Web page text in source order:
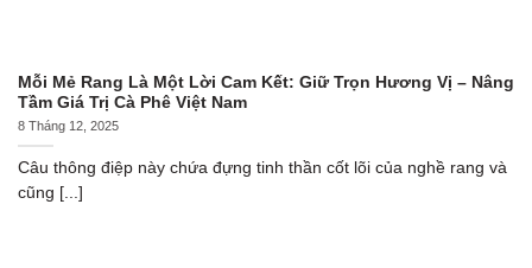
Mỗi Mẻ Rang Là Một Lời Cam Kết: Giữ Trọn Hương Vị – Nâng
Tầm Giá Trị Cà Phê Việt Nam
8 Tháng 12, 2025
Câu thông điệp này chứa đựng tinh thần cốt lõi của nghề rang và
cũng [...]